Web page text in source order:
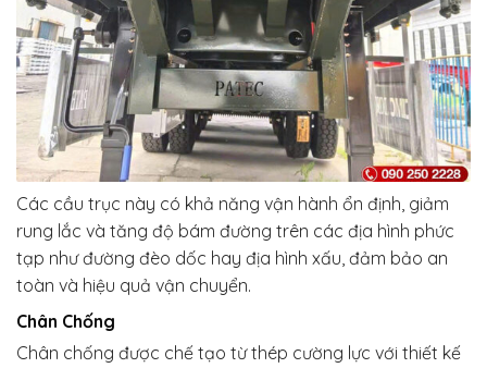
Các cầu trục này có khả năng vận hành ổn định, giảm
rung lắc và tăng độ bám đường trên các địa hình phức
tạp như đường đèo dốc hay địa hình xấu, đảm bảo an
toàn và hiệu quả vận chuyển.
Chân Chống
Chân chống được chế tạo từ thép cường lực với thiết kế